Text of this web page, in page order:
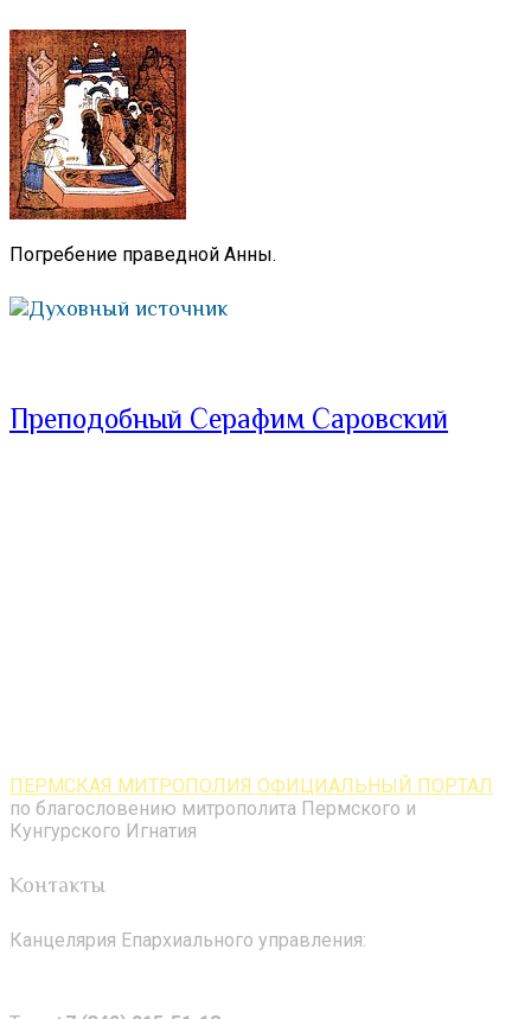
Погребение праведной Анны.
Духовный источник
Преподобный Серафим Саровский
ПЕРМСКАЯ МИТРОПОЛИЯ ОФИЦИАЛЬНЫЙ ПОРТАЛ
по благословению митрополита Пермского и
Кунгурского Игнатия
Контакты
Канцелярия Епархиального управления: